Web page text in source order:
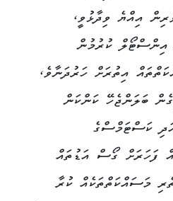
އިއްޔެ ވިދާޅުވީ،
ކުރުމުން
އިތުރަށް ހަރުދަނާވެ،
ބަލަންޖެހޭ ކަންކަން
ކަސްޓަމްސްގެ
ފަހަރަށް ގޯސް އަޑުތައް
މަސައްކަތްތަކެއް ކުރާ